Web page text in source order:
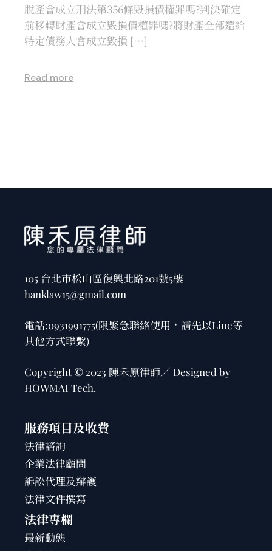
脫產會成立刑法第356條毀損債權罪嗎?判決確定
前移轉財產會成立毀損債權罪嗎?將財產全部還給
特定債務人會成立毀損 […]
Read more
105 台北市松山區復興北路201號5樓
hanklaw15@gmail.com
電話:0931991775(限緊急聯絡使用，請先以Line等
其他方式聯繫)
Copyright © 2023 陳禾原律師／ Designed by
HOWMAI Tech.
服務項目及收費
法律諮詢
企業法律顧問
訴訟代理及辯護
法律文件撰寫
法律專欄
最新動態